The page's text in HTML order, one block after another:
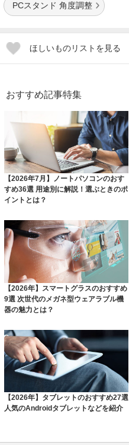
PCスタンド 角度調整
ほしいものリストを見る
おすすめ記事特集
【2026年7月】ノートパソコンのおす
すめ36選 用途別に解説！選ぶときのポ
イントとは？
【2026年】スマートグラスのおすすめ
9選 次世代のメガネ型ウェアラブル機
器の魅力とは？
【2026年】タブレットのおすすめ27選
人気のAndroidタブレットなどを紹介